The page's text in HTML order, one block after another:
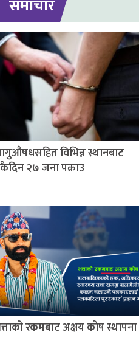
समाचार
विभिन्न स्थानबाट
२७ जना पक्राउ
रकमबाट अक्षय कोष स्थापना